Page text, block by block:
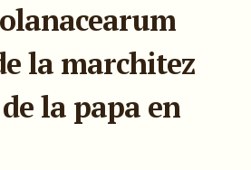
la marchitez
la papa en